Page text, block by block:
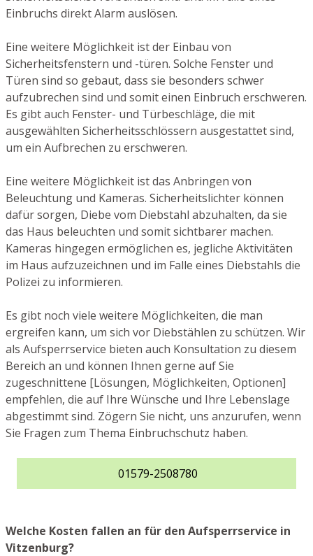
Einbruchs direkt Alarm auslösen.
Eine weitere Möglichkeit ist der Einbau von
Sicherheitsfenstern und -türen. Solche Fenster und
Türen sind so gebaut, dass sie besonders schwer
aufzubrechen sind und somit einen Einbruch erschweren.
Es gibt auch Fenster- und Türbeschläge, die mit
ausgewählten Sicherheitsschlössern ausgestattet sind,
um ein Aufbrechen zu erschweren.
Eine weitere Möglichkeit ist das Anbringen von
Beleuchtung und Kameras. Sicherheitslichter können
dafür sorgen, Diebe vom Diebstahl abzuhalten, da sie
das Haus beleuchten und somit sichtbarer machen.
Kameras hingegen ermöglichen es, jegliche Aktivitäten
im Haus aufzuzeichnen und im Falle eines Diebstahls die
Polizei zu informieren.
Es gibt noch viele weitere Möglichkeiten, die man
ergreifen kann, um sich vor Diebstählen zu schützen. Wir
als Aufsperrservice bieten auch Konsultation zu diesem
Bereich an und können Ihnen gerne auf Sie
zugeschnittene [Lösungen, Möglichkeiten, Optionen]
empfehlen, die auf Ihre Wünsche und Ihre Lebenslage
abgestimmt sind. Zögern Sie nicht, uns anzurufen, wenn
Sie Fragen zum Thema Einbruchschutz haben.
01579-2508780
Welche Kosten fallen an für den Aufsperrservice in
Vitzenburg?